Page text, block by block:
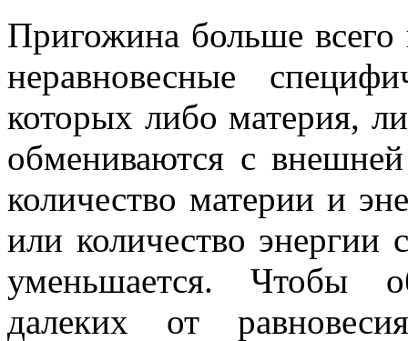
Пригожина больше всего
неравновесные
которых либо материя,
обмениваются с
количество материи и
или количество энергии
уменьшается. Чтобы
далеких от